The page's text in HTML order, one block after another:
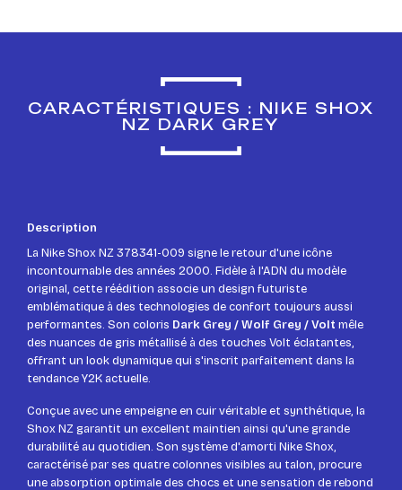
CARACTÉRISTIQUES : NIKE SHOX
NZ DARK GREY
Description
La Nike Shox NZ 378341-009 signe le retour d'une icône
incontournable des années 2000. Fidèle à l'ADN du modèle
original, cette réédition associe un design futuriste
emblématique à des technologies de confort toujours aussi
performantes. Son coloris Dark Grey / Wolf Grey / Volt mêle
des nuances de gris métallisé à des touches Volt éclatantes,
offrant un look dynamique qui s'inscrit parfaitement dans la
tendance Y2K actuelle.
Conçue avec une empeigne en cuir véritable et synthétique, la
Shox NZ garantit un excellent maintien ainsi qu'une grande
durabilité au quotidien. Son système d'amorti Nike Shox,
caractérisé par ses quatre colonnes visibles au talon, procure
une absorption optimale des chocs et une sensation de rebond